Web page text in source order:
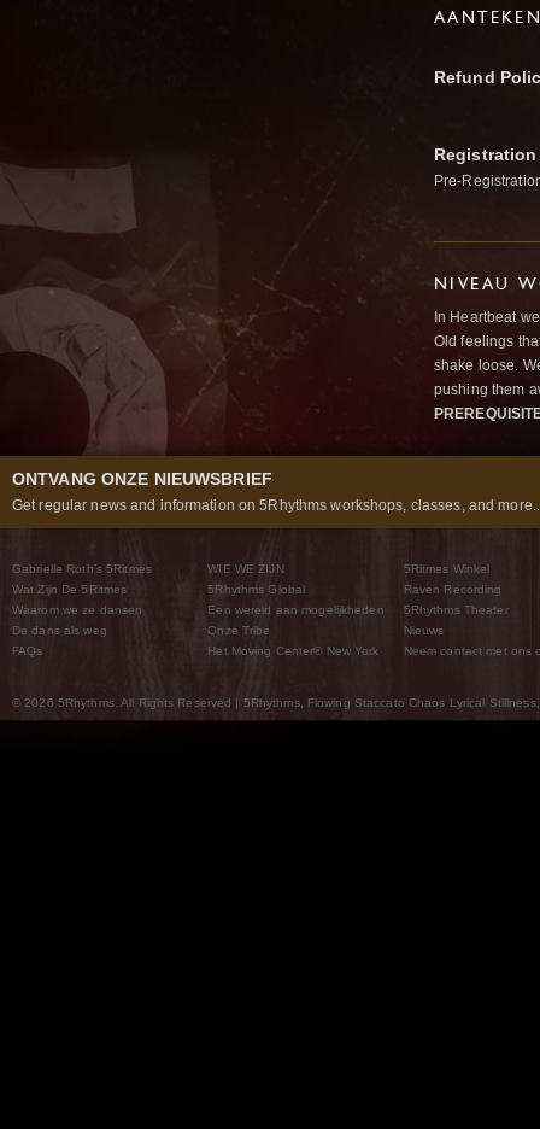
Refund
Pre-
NIVEAU
In Heartbeat
Old feelings
shake loose.
pushing them
ONTVANG ONZE NIEUWSBRIEF
Get regular news and information on 5Rhythms workshops, classes, and
Gabrielle Roth’s 5Ritmes
Wat Zijn De 5Ritmes
Waarom we ze dansen
De dans als weg
FAQs
WIE WE ZIJN
5Rhythms Global
Een wereld aan mogelijkheden
Onze Tribe
Het Moving Center® New York
5Ritmes Winkel
Raven Recording
5Rhythms Theater
Nieuws
Neem contact met ons
© 2026 5Rhythms. All Rights Reserved | 5Rhythms, Flowing Staccato Chaos Lyrical